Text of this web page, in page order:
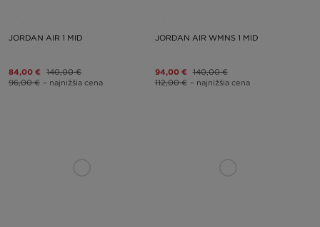
JORDAN AIR 1 MID
84,00 € 140,00 €
96,00 € – najnižšia cena
JORDAN AIR WMNS 1 MID
94,00 € 140,00 €
112,00 € – najnižšia cena